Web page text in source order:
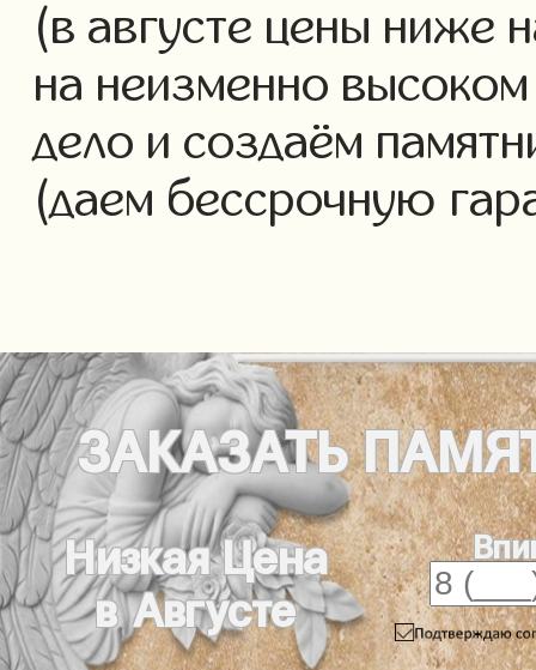
(в августе цены ниже
на неизменно
дело и создаём
(даем бессрочную
ЗАКАЗАТЬ
Низкая Цена
в Августе